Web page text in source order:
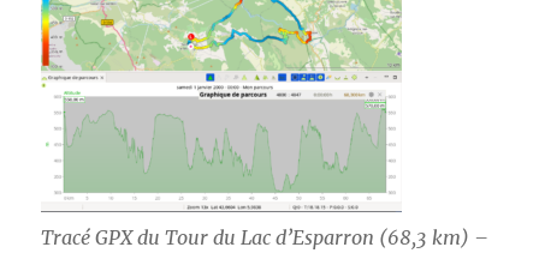
Tracé GPX du Tour du Lac d’Esparron (68,3 km) –